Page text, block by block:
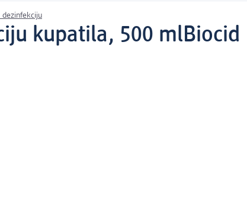
dezinfekciju
kupatila, 500 mlBiocid